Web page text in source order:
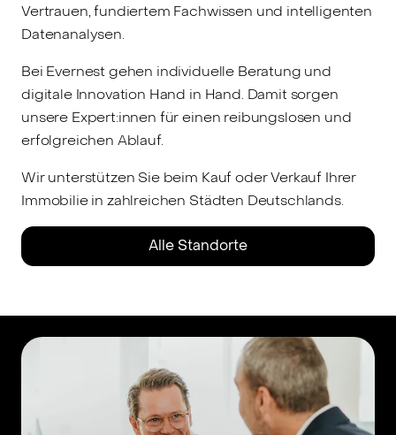
Vertrauen, fundiertem Fachwissen und intelligenten
Datenanalysen.
Bei Evernest gehen individuelle Beratung und
digitale Innovation Hand in Hand. Damit sorgen
unsere Expert:innen für einen reibungslosen und
erfolgreichen Ablauf.
Wir unterstützen Sie beim Kauf oder Verkauf Ihrer
Immobilie in zahlreichen Städten Deutschlands.
Alle Standorte